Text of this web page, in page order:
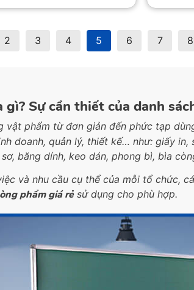
2 3 4 5 6 7 8
Sự cần thiết của danh
vật phẩm từ đơn giản đến phức tạp
doanh, quản lý, thiết kế… như: giấy
băng dính, keo dán, phong bì, bìa
và nhu cầu cụ thể của mỗi tổ chức,
phẩm giá rẻsử dụng cho phù hợp.